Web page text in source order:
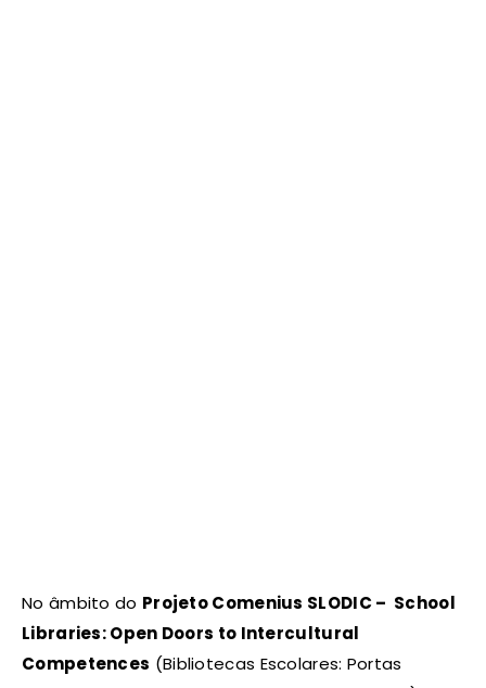
No âmbito do Projeto Comenius SLODIC – School
Libraries: Open Doors to Intercultural
Competences (Bibliotecas Escolares: Portas